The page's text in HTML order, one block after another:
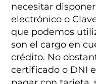
necesitar
electrónico o
que podemos
son el cargo en
crédito. No
certificado o DNI